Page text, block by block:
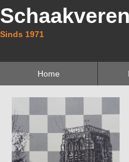
Sinds 1971
Home